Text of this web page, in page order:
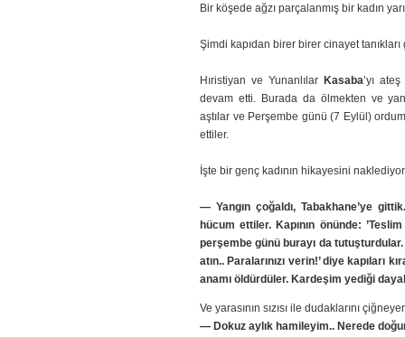
Bir köşede ağzı parçalanmış bir kadın
Şimdi kapıdan birer birer cinayet tanıkları
Hıristiyan ve Yunanlılar Kasaba’yı
devam etti. Burada da ölmekten ve
aştılar ve Perşembe günü (7 Eylül)
ettiler.
İşte bir genç kadının hikayesini
— Yangın çoğaldı, Tabakhane’ye
hücum ettiler. Kapının önünde:
perşembe günü burayı da
atın.. Paralarınızı verin!’ diye kapıları
anamı öldürdüler. Kardeşim yediği
Ve yarasının sızısı ile dudaklarını
— Dokuz aylık hamileyim.. Nerede